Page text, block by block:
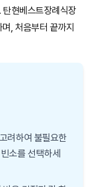
현베스트장례식장
, 처음부터 끝까지
려하여 불필요한
소를 선택하세